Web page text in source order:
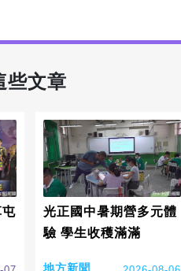
些文章
屯
光正國中暑期營多元體
驗 學生收穫滿滿
地方新聞